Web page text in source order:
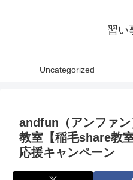
習い
Uncategorized
andfun（アンファ
教室【稲毛share教
応援キャンペーン